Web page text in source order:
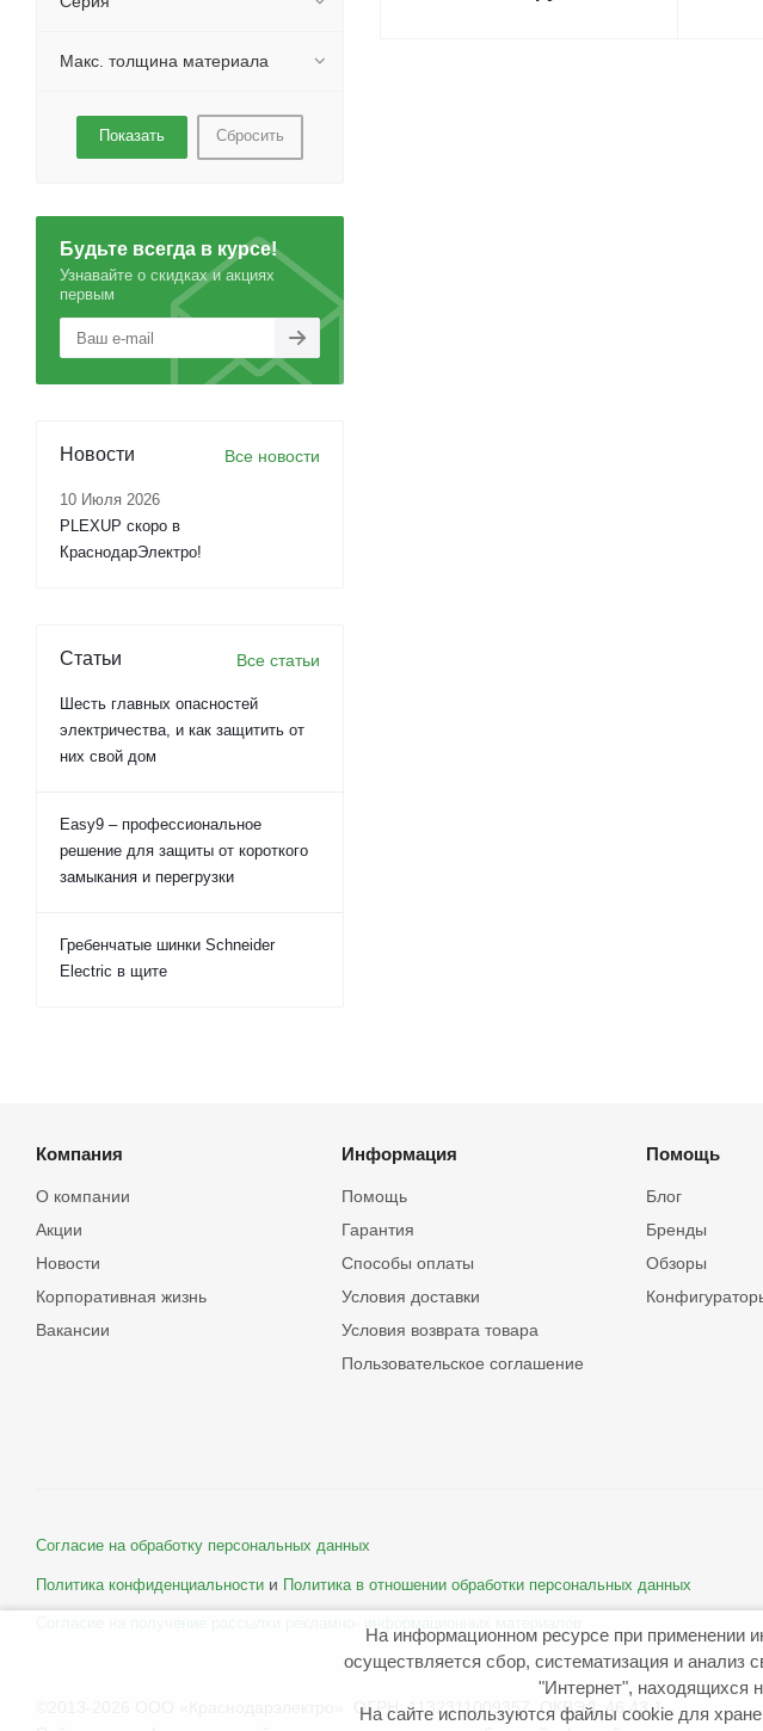
Макс. толщина материала
Сбросить
Будьте всегда в курсе!
Узнавайте о скидках и акциях
первым
Новости Все новости
10 Июля 2026
PLEXUP скоро в
КраснодарЭлектро!
Статьи Все статьи
Шесть главных опасностей
электричества, и как защитить от
них свой дом
Easy9 – профессиональное
решение для защиты от короткого
замыкания и перегрузки
Гребенчатые шинки Schneider
Electric в щите
Компания
О компании
Акции
Новости
Корпоративная жизнь
Вакансии
Информация
Помощь
Гарантия
Способы оплаты
Условия доставки
Условия возврата товара
Пользовательское соглашение
Помощь
Блог
Бренды
Обзоры
Согласие на обработку персональных данных
Политика конфиденциальности и Политика в отношении обработки персональных данных
©2013-2026 ООО «Краснодарэлектро» ОГРН: 1132311009357 ОКВЭД: 46.43.1
На информационном ресурсе при применении
осуществляется сбор, систематизация и анализ
"Интернет", находящихся
На сайте используются файлы cookie для